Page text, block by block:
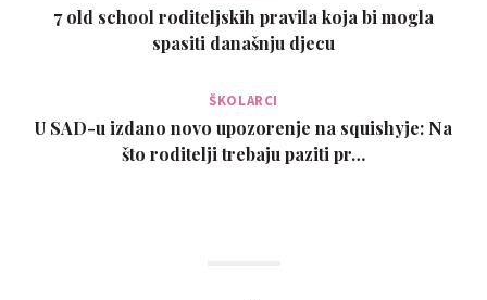
7 old school roditeljskih pravila koja bi mogla
spasiti današnju djecu
ŠKOLARCI
U SAD-u izdano novo upozorenje na squishyje: Na
što roditelji trebaju paziti pr…